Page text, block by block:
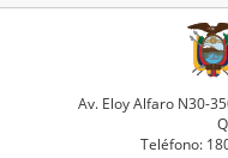
Av. Eloy Alfaro N30-
Teléfono: